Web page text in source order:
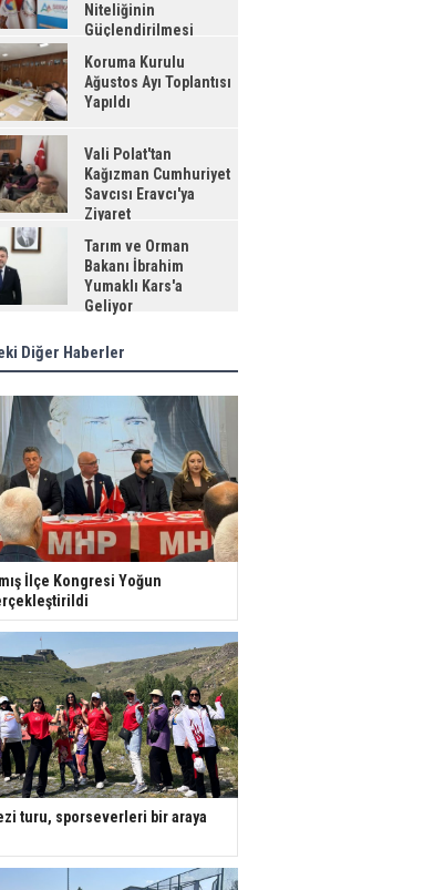
Niteliğinin
Güçlendirilmesi
Koruma Kurulu
Ağustos Ayı Toplantısı
Yapıldı
Vali Polat'tan
Kağızman Cumhuriyet
Savcısı Eravcı'ya
Ziyaret
Tarım ve Orman
Bakanı İbrahim
Yumaklı Kars'a
Geliyor
Diğer Haberler
İlçe Kongresi Yoğun
turu, sporseverleri bir araya